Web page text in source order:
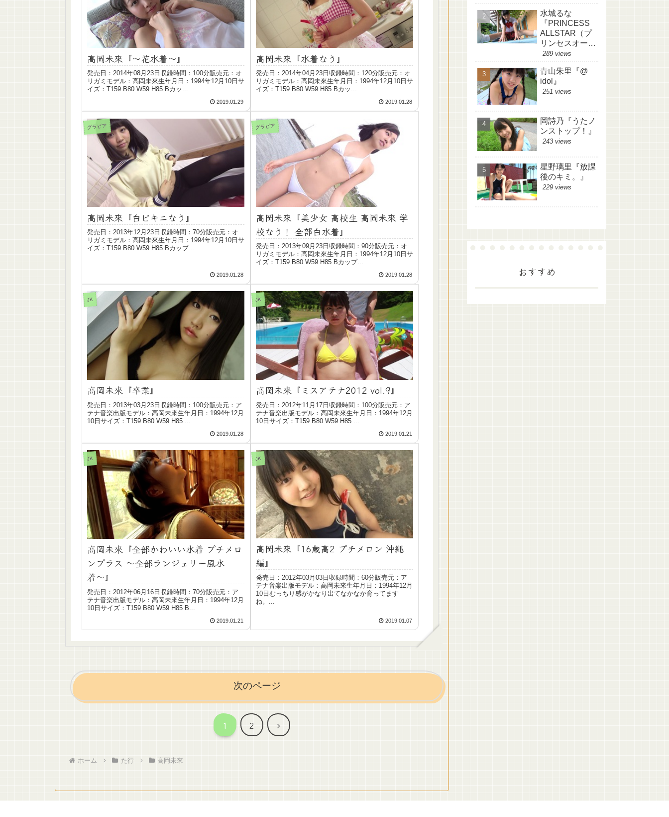
高岡未來『〜花水着〜』
発売日：2014年08月23日収録時間：100分販売元：オ
リガミモデル：高岡未來生年月日：1994年12月10日サ
イズ：T159 B80 W59 H85 Bカッ...
2019.01.29
高岡未來『水着なう』
発売日：2014年04月23日収録時間：120分販売元：オ
リガミモデル：高岡未來生年月日：1994年12月10日サ
イズ：T159 B80 W59 H85 Bカッ...
2019.01.28
グラビア
高岡未來『白ビキニなう』
発売日：2013年12月23日収録時間：70分販売元：オ
リガミモデル：高岡未來生年月日：1994年12月10日サ
イズ：T159 B80 W59 H85 Bカップ...
2019.01.28
グラビア
高岡未來『美少女 高校生 高岡未來 学
校なう！ 全部白水着』
発売日：2013年09月23日収録時間：90分販売元：オ
リガミモデル：高岡未來生年月日：1994年12月10日サ
イズ：T159 B80 W59 H85 Bカップ...
2019.01.28
JK
高岡未來『卒業』
発売日：2013年03月23日収録時間：100分販売元：ア
テナ音楽出版モデル：高岡未來生年月日：1994年12月
10日サイズ：T159 B80 W59 H85 ...
2019.01.28
JK
高岡未來『ミスアテナ2012 vol.9』
発売日：2012年11月17日収録時間：100分販売元：ア
テナ音楽出版モデル：高岡未來生年月日：1994年12月
10日サイズ：T159 B80 W59 H85 ...
2019.01.21
JK
高岡未來『全部かわいい水着 プチメロ
ンプラス 〜全部ランジェリー風水
着〜』
発売日：2012年06月16日収録時間：70分販売元：ア
テナ音楽出版モデル：高岡未來生年月日：1994年12月
10日サイズ：T159 B80 W59 H85 B...
2019.01.21
JK
高岡未來『16歳高2 プチメロン 沖縄
編』
発売日：2012年03月03日収録時間：60分販売元：ア
テナ音楽出版モデル：高岡未來生年月日：1994年12月
10日むっちり感がかなり出てなかなか育ってます
ね。...
2019.01.07
次のページ
1 2
次
ホーム た行 高岡未來
水城るな
『PRINCESS
ALLSTAR（プ
リンセスオール
スター）』
289 views
青山朱里『@
idol』
251 views
岡詩乃『うたノ
ンストップ！』
243 views
星野璃里『放課
後のキミ。』
229 views
おすすめ